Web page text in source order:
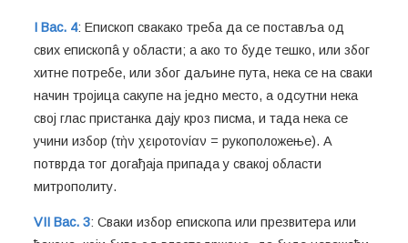
I Вас. 4: Епископ свакако треба да се поставља од
свих епископâ у области; а ако то буде тешко, или због
хитне потребе, или због даљине пута, нека се на сваки
начин тројица сакупе на једно место, а одсутни нека
свој глас пристанка дају кроз писма, и тада нека се
учини избор (τὴν χειροτονίαν = рукоположење). А
потврда тог догађаја припада у свакој области
митрополиту.
VII Вас. 3: Сваки избор епископа или презвитера или